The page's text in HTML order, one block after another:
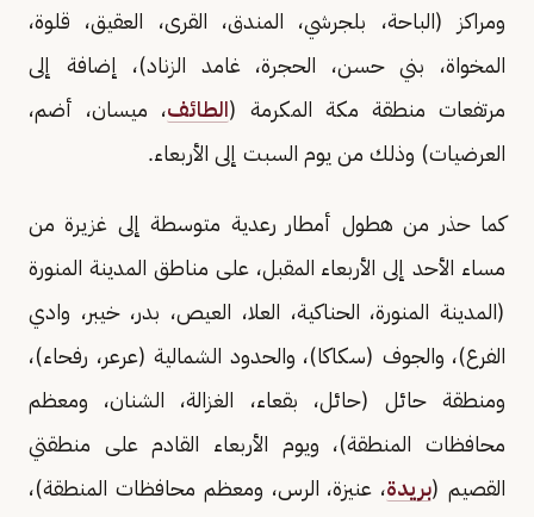
ومراكز (الباحة، بلجرشي، المندق، القرى، العقيق، قلوة،
المخواة، بني حسن، الحجرة، غامد الزناد)، إضافة إلى
مرتفعات منطقة مكة المكرمة (الطائف، ميسان، أضم،
العرضيات) وذلك من يوم السبت إلى الأربعاء.
كما حذر من هطول أمطار رعدية متوسطة إلى غزيرة من
مساء الأحد إلى الأربعاء المقبل، على مناطق المدينة المنورة
(المدينة المنورة، الحناكية، العلا، العيص، بدر، خيبر، وادي
الفرع)، والجوف (سكاكا)، والحدود الشمالية (عرعر، رفحاء)،
ومنطقة حائل (حائل، بقعاء، الغزالة، الشنان، ومعظم
محافظات المنطقة)، ويوم الأربعاء القادم على منطقتي
القصيم (بريدة، عنيزة، الرس، ومعظم محافظات المنطقة)،